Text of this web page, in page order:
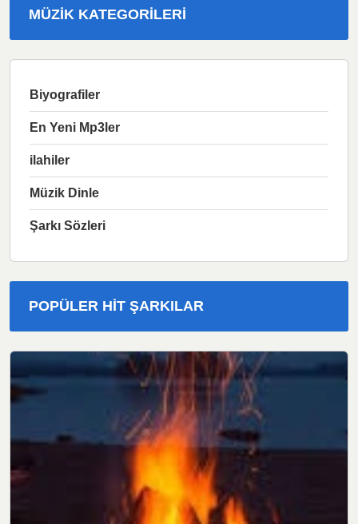
MÜZIK KATEGORILERI
Biyografiler
En Yeni Mp3ler
ilahiler
Müzik Dinle
Şarkı Sözleri
POPÜLER HIT ŞARKILAR